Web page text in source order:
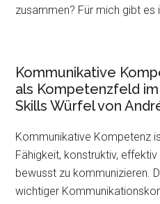
zusammen? Für mich gibt es
Kommunikative
als Kompetenzfeld
Skills Würfel von
Kommunikative Kompetenz
Fähigkeit, konstruktiv, effektiv
bewusst zu kommunizieren.
wichtiger